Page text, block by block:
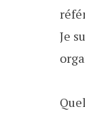
Je